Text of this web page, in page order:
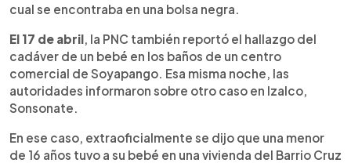
cual se encontraba en una bolsa negra.
El 17 de abril , la PNC también reportó el hallazgo del
cadáver de un bebé en los baños de un centro
comercial de Soyapango. Esa misma noche, las
autoridades informaron sobre otro caso en Izalco,
Sonsonate.
En ese caso, extraoficialmente se dijo que una menor
de 16 años tuvo a su bebé en una vivienda del Barrio Cruz